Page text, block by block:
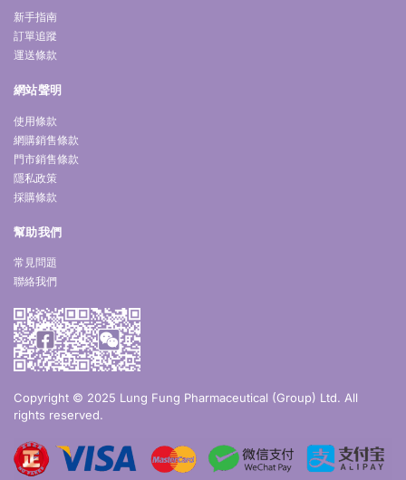
新手指南
訂單追蹤
運送條款
網站聲明
使用條款
網購銷售條款
門市銷售條款
隱私政策
採購條款
幫助我們
常見問題
聯絡我們
Copyright © 2025 Lung Fung Pharmaceutical (Group) Ltd. All
rights reserved.